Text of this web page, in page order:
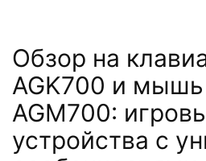
Обзор на
AGK700 и мышь
AGM700:
устройства с